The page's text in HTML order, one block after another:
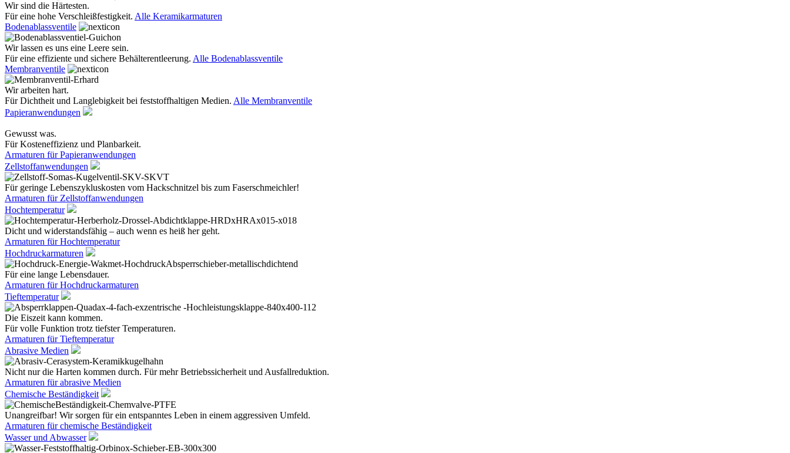
Wir sind die Härtesten.
Für eine hohe Verschleißfestigkeit. Alle Keramikarmaturen
Bodenablassventile
Wir lassen es uns eine Leere sein.
Für eine effiziente und sichere Behälterentleerung. Alle Bodenablassventile
Membranventile
Wir arbeiten hart.
Für Dichtheit und Langlebigkeit bei feststoffhaltigen Medien. Alle Membranventile
Papieranwendungen
Gewusst was.
Für Kosteneffizienz und Planbarkeit.
Armaturen für Papieranwendungen
Zellstoffanwendungen
Für geringe Lebenszykluskosten vom Hackschnitzel bis zum Faserschmeichler!
Armaturen für Zellstoffanwendungen
Hochtemperatur
Dicht und widerstandsfähig – auch wenn es heiß her geht.
Armaturen für Hochtemperatur
Hochdruckarmaturen
Für eine lange Lebensdauer.
Armaturen für Hochdruckarmaturen
Tieftemperatur
Die Eiszeit kann kommen.
Für volle Funktion trotz tiefster Temperaturen.
Armaturen für Tieftemperatur
Abrasive Medien
Nicht nur die Harten kommen durch. Für mehr Betriebssicherheit und Ausfallreduktion.
Armaturen für abrasive Medien
Chemische Beständigkeit
Unangreifbar! Wir sorgen für ein entspanntes Leben in einem aggressiven Umfeld.
Armaturen für chemische Beständigkeit
Wasser und Abwasser